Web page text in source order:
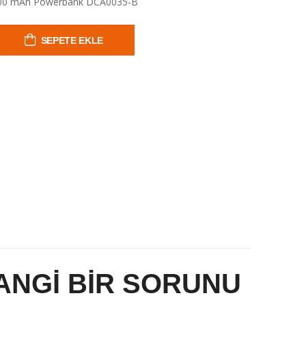
SEPETE EKLE
BİR SORUNU